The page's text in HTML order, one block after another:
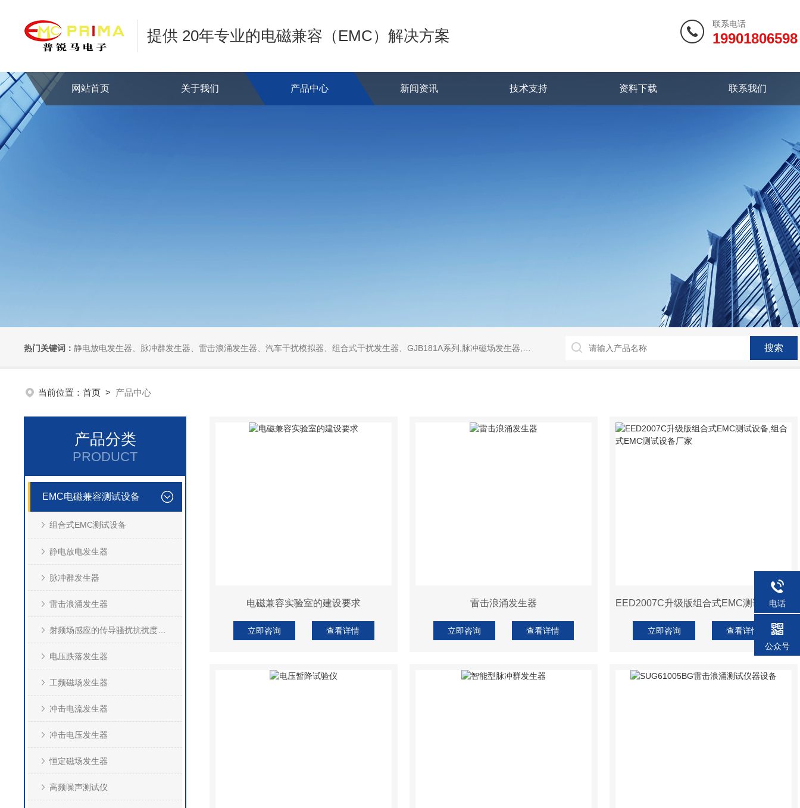
提供 20年专业的电磁兼容（EMC）解决方案
联系电话
19901806598
网站首页 关于我们 产品中心 新闻资讯 技术支持 资料下载 联系我们
热门关键词： 静电放电发生器、脉冲群发生器、雷击浪涌发生器、汽车干扰模拟器、组合式干扰发生器、GJB181A系列,脉冲磁场发生器,工频磁场发生器,衰减振荡波发生器,同轴衰减器,同轴负载
当前位置： 首页 > 产品中心
产品分类
PRODUCT
EMC电磁兼容测试设备
组合式EMC测试设备
静电放电发生器
脉冲群发生器
雷击浪涌发生器
电压跌落发生器
工频磁场发生器
冲击电流发生器
冲击电压发生器
恒定磁场发生器
高频噪声测试仪
电磁兼容实验室的建设要求
立即咨询 查看详情
雷击浪涌发生器
立即咨询 查看详情
EED2007C升级版组合式EMC测试设备,组合式EMC测试设备厂家
立即咨询 查看详情
电话
公众号